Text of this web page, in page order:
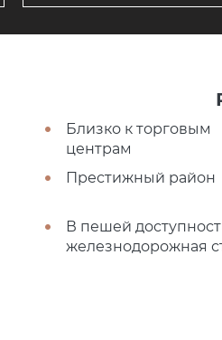
Близко к торговым
центрам
Престижный район
В пешей
железнодорожная